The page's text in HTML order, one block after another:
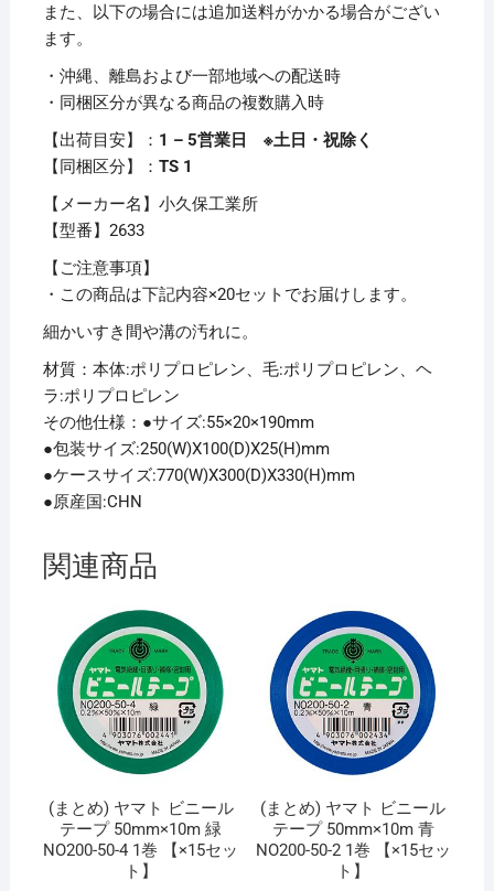
本
【×20
セ
ッ
ト】
個
また、以下の場合には追加送料がかかる場合がござい
ます。
・沖縄、離島および一部地域への配送時
・同梱区分が異なる商品の複数購入時
【出荷目安】： 1 – 5営業日 ※土日・祝除く
【同梱区分】： TS 1
【メーカー名】小久保工業所
【型番】2633
【ご注意事項】
・この商品は下記内容×20セットでお届けします。
細かいすき間や溝の汚れに。
材質：本体:ポリプロピレン、毛:ポリプロピレン、ヘ
ラ:ポリプロピレン
その他仕様：●サイズ:55×20×190mm
●包装サイズ:250(W)X100(D)X25(H)mm
●ケースサイズ:770(W)X300(D)X330(H)mm
●原産国:CHN
関連商品
(まとめ) ヤマト ビニール
テープ 50mm×10m 緑
NO200-50-4 1巻 【×15セッ
ト】
(まとめ) ヤマト ビニール
テープ 50mm×10m 青
NO200-50-2 1巻 【×15セッ
ト】